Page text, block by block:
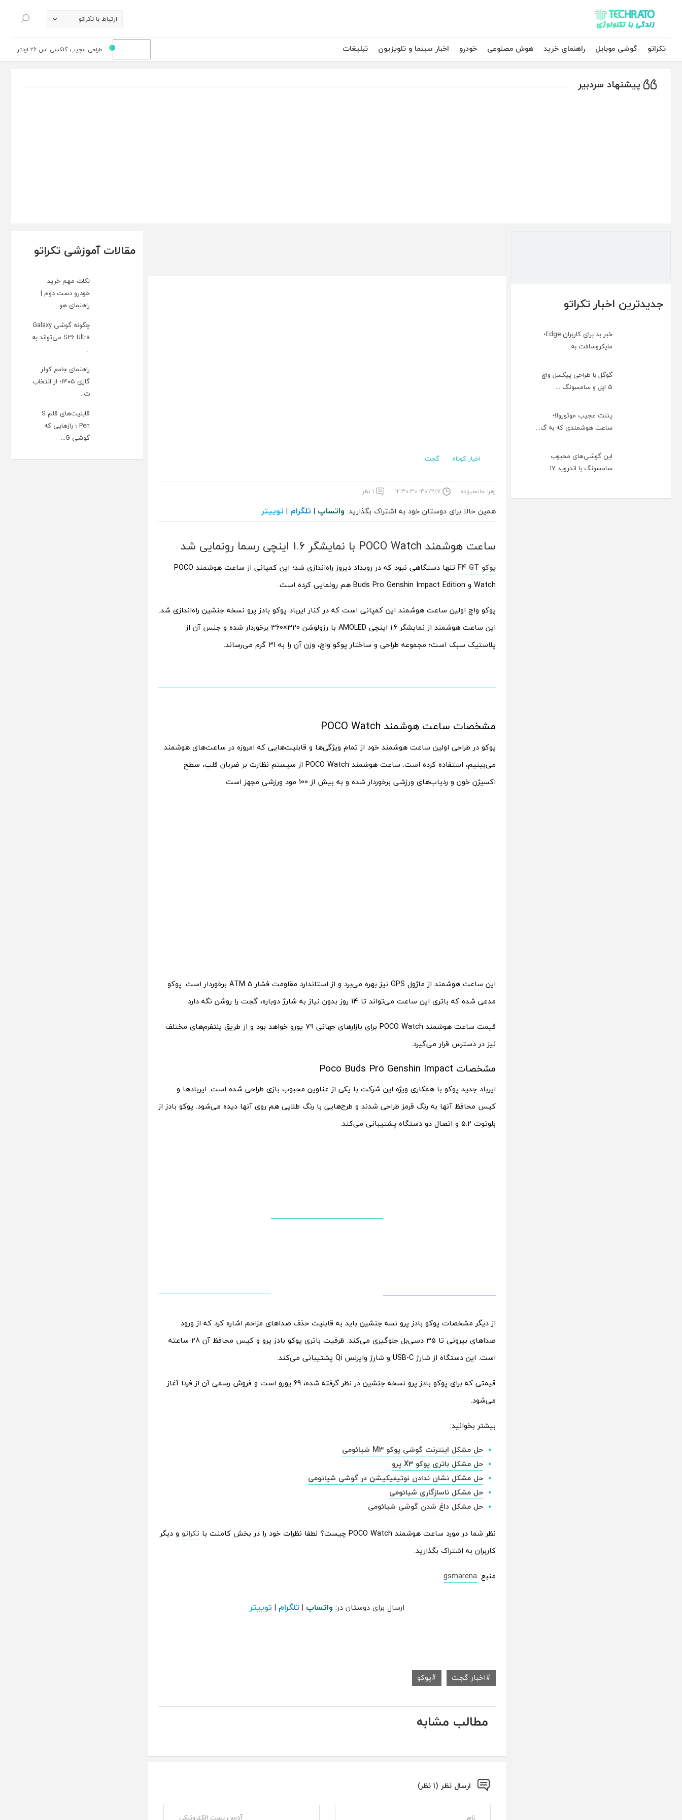
تکراتو – زندگی با تکنولوژی ارتباط با تکراتو
جستجو
تکراتو
گوشی موبایل راهنمای خرید هوش مصنوعی خودرو اخبار سینما و تلویزیون تبلیغات طراحی عجیب گلکسی اس 26 اولترا ...
پیشنهاد سردبیر
جدیدترین اخبار تکراتو
خبر بد برای کاربران Edge؛
مایکروسافت به‌...
گوگل با طراحی پیکسل واچ
۵ اپل و سامسونگ ...
پتنت عجیب موتورولا؛
ساعت هوشمندی که به گ...
این گوشی‌های محبوب
سامسونگ با اندروید ۱۷...
اخبار کوتاه گجت
زهرا جانعلیزاده ۱۴۰۱/۲/۷ ۱۲:۳۰:۳۰ ۱ نظر
همین حالا برای دوستان خود به اشتراک بگذارید: واتساپ | تلگرام | توییتر
ساعت هوشمند POCO Watch با نمایشگر 1.6 اینچی رسما رونمایی شد
پوکو F4 GT
تنها دستگاهی نبود که در رویداد دیروز راه‌اندازی شد؛ این کمپانی از ساعت هوشمند POCO
Watch و Buds Pro Genshin Impact Edition هم رونمایی کرده است.
پوکو واچ اولین ساعت هوشمند این کمپانی است که در کنار ایرباد پوکو بادز پرو نسخه جنشین راه‌اندازی شد.
این ساعت هوشمند از نمایشگر 1.6 اینچی AMOLED با رزولوشن 320×360 برخوردار شده و جنس آن از
پلاستیک سبک است؛ مجموعه طراحی و ساختار پوکو واچ، وزن آن را به 31 گرم می‌رساند.
مشخصات ساعت هوشمند POCO Watch
پوکو در طراحی اولین ساعت هوشمند خود از تمام ویژگی‌ها و قابلیت‌هایی که امروزه در ساعت‌های هوشمند
می‌بینیم، استفاده کرده است. ساعت هوشمند POCO Watch از سیستم نظارت بر ضربان قلب، سطح
اکسیژن خون و ردیاب‌های ورزشی برخوردار شده و به بیش از 100 مود ورزشی مجهز است.
این ساعت هوشمند از ماژول GPS نیز بهره می‌برد و از استاندارد مقاومت فشار 5 ATM برخوردار است. پوکو
مدعی شده که باتری این ساعت می‌تواند تا 14 روز بدون نیاز به شارژ دوباره، گجت را روشن نگه دارد.
قیمت ساعت هوشمند POCO Watch برای بازارهای جهانی 79 یورو خواهد بود و از طریق پلتفرم‌های مختلف
نیز در دسترس قرار می‌گیرد.
مشخصات Poco Buds Pro Genshin Impact
ایرباد جدید پوکو با همکاری ویژه این شرکت با یکی از عناوین محبوب بازی طراحی شده است. ایربادها و
کیس محافظ آنها به رنگ قرمز طراحی شدند و طرح‌هایی با رنگ طلایی هم روی آنها دیده می‌شود. پوکو بادز از
بلوتوث 5.2 و اتصال دو دستگاه پشتیبانی می‌کند.
از دیگر مشخصات پوکو بادز پرو نسه جنشین باید به قابلیت حذف صداهای مزاحم اشاره کرد که از ورود
صداهای بیرونی تا 35 دسی‌بل جلوگیری می‌کند. ظرفیت باتری پوکو بادز پرو و کیس محافظ آن 28 ساعته
است. این دستگاه از شارژ USB-C و شارژ وایرلس Qi پشتیبانی می‌کند.
قیمتی که برای پوکو بادز پرو نسخه جنشین در نظر گرفته شده، 69 یورو است و فروش رسمی آن از فردا آغاز
می‌شود.
بیشتر بخوانید:
حل مشکل اینترنت گوشی پوکو M3 شیائومی
حل مشکل باتری پوکو X3 پرو
حل مشکل نشان ندادن نوتیفیکیشن در گوشی شیائومی
حل مشکل ناسازگاری شیائومی
حل مشکل داغ شدن گوشی شیائومی
نظر شما در مورد ساعت هوشمند POCO Watch چیست؟ لطفا نظرات خود را در بخش کامنت با تکراتو و دیگر
کاربران به اشتراک بگذارید.
منبع: gsmarena
ارسال برای دوستان در: واتساپ | تلگرام | توییتر
اخبار گجت پوکو
مطالب مشابه
ارسال نظر (1 نظر)
مقالات آموزشی تکراتو
نکات مهم خرید
خودرو دست دوم |
راهنمای هو...
چگونه گوشی Galaxy
S26 Ultra می‌تواند به
...
راهنمای جامع کولر
گازی ۱۴۰۵؛ از انتخاب
ت...
قابلیت‌های قلم S
Pen ؛ رازهایی که
گوشی G...